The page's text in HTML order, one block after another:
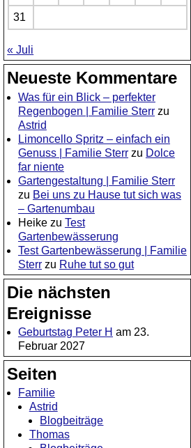
31
« Juli
Neueste Kommentare
Was für ein Blick – perfekter
Regenbogen | Familie Sterrzu
Astrid
Limoncello Spritz – einfach ein
Genuss | Familie Sterrzu Dolce
far niente
Gartengestaltung | Familie Sterr
zu Bei uns zu Hause tut sich was
– Gartenumbau
Heikezu Test
Gartenbewässerung
Test Gartenbewässerung | Familie
Sterrzu Ruhe tut so gut
Die nächsten
Ereignisse
Geburtstag Peter H am 23.
Februar 2027
Seiten
Familie
Astrid
Blogbeiträge
Thomas